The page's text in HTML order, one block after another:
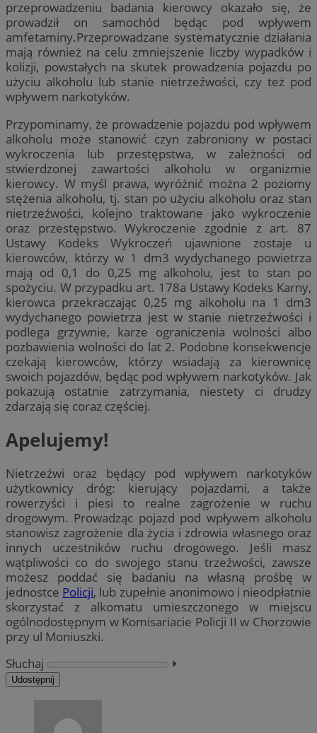
przeprowadzeniu badania kierowcy okazało się, że
prowadził on samochód będąc pod wpływem
amfetaminy.Przeprowadzane systematycznie działania
mają również na celu zmniejszenie liczby wypadków i
kolizji, powstałych na skutek prowadzenia pojazdu po
użyciu alkoholu lub stanie nietrzeźwości, czy też pod
wpływem narkotyków.
Przypominamy, że prowadzenie pojazdu pod wpływem
alkoholu może stanowić czyn zabroniony w postaci
wykroczenia lub przestępstwa, w zależności od
stwierdzonej zawartości alkoholu w organizmie
kierowcy. W myśl prawa, wyróżnić można 2 poziomy
stężenia alkoholu, tj. stan po użyciu alkoholu oraz stan
nietrzeźwości, kolejno traktowane jako wykroczenie
oraz przestępstwo. Wykroczenie zgodnie z art. 87
Ustawy Kodeks Wykroczeń ujawnione zostaje u
kierowców, którzy w 1 dm3 wydychanego powietrza
mają od 0,1 do 0,25 mg alkoholu, jest to stan po
spożyciu. W przypadku art. 178a Ustawy Kodeks Karny,
kierowca przekraczając 0,25 mg alkoholu na 1 dm3
wydychanego powietrza jest w stanie nietrzeźwości i
podlega grzywnie, karze ograniczenia wolności albo
pozbawienia wolności do lat 2. Podobne konsekwencje
czekają kierowców, którzy wsiadają za kierownicę
swoich pojazdów, będąc pod wpływem narkotyków. Jak
pokazują ostatnie zatrzymania, niestety ci drudzy
zdarzają się coraz częściej.
Apelujemy!
Nietrzeźwi oraz będący pod wpływem narkotyków
użytkownicy dróg: kierujący pojazdami, a także
rowerzyści i piesi to realne zagrożenie w ruchu
drogowym. Prowadząc pojazd pod wpływem alkoholu
stanowisz zagrożenie dla życia i zdrowia własnego oraz
innych uczestników ruchu drogowego. Jeśli masz
wątpliwości co do swojego stanu trzeźwości, zawsze
możesz poddać się badaniu na własną prośbę w
jednostce Policji, lub zupełnie anonimowo i nieodpłatnie
skorzystać z alkomatu umieszczonego w miejscu
ogólnodostępnym w Komisariacie Policji II w Chorzowie
przy ul Moniuszki.
Słuchaj
⏵︎
Udostępnij